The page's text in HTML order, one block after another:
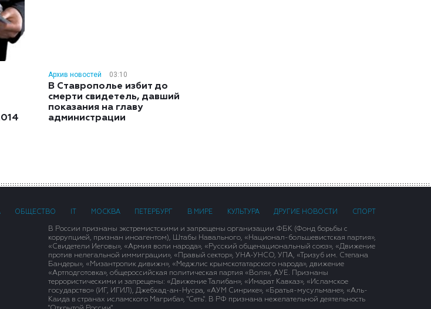
Архив новостей 03:10
В Ставрополье избит до
смерти свидетель, давший
показания на главу
администрации
ОБЩЕСТВО МОСКВА ПЕТЕРБУРГ В МИРЕ КУЛЬТУРА ДРУГИЕ НОВОСТИ СПОРТ
В России признаны экстремистскими и запрещены организации ФБК (Фонд борьбы с
коррупцией, признан иноагентом), Штабы Навального, «Национал-большевистская партия»,
«Свидетели Иеговы», «Армия воли народа», «Русский общенациональный союз», «Движение
против нелегальной иммиграции», «Правый сектор», УНА-УНСО, УПА, «Тризуб им. Степана
Бандеры», «Мизантропик дивижн», «Меджлис крымскотатарского народа», движение
«Артподготовка», общероссийская политическая партия «Воля», АУЕ. Признаны
террористическими и запрещены: «Движение Талибан», «Имарат Кавказ», «Исламское
государство» (ИГ, ИГИЛ), Джебхад-ан-Нусра, «АУМ Синрике», «Братья-мусульмане», «Аль-
Каида в странах исламского Магриба», "Сеть". В РФ признана нежелательной деятельность